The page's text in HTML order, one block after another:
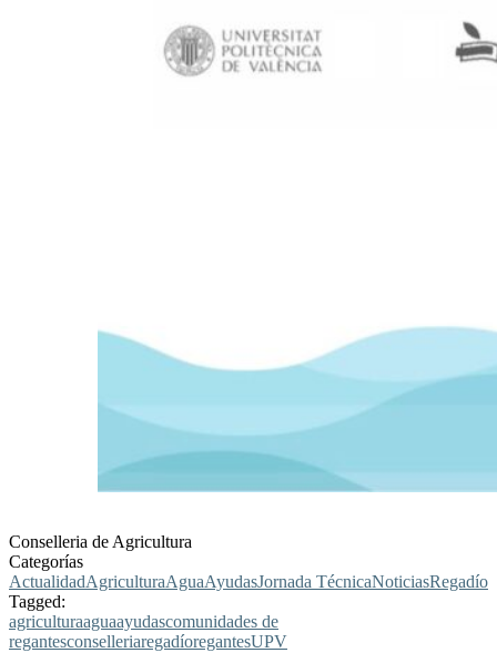
Conselleria de Agricultura
Categorías
ActualidadAgriculturaAguaAyudasJornada TécnicaNoticiasRegadío
Tagged:
agriculturaaguaayudascomunidades de
regantesconselleriaregadíoregantesUPV